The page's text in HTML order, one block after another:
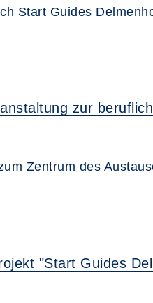
Start Guides
zur
Zentrum des
"Start Guides